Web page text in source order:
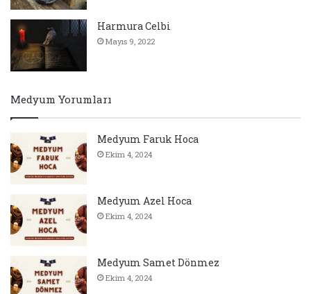
Harmura Celbi
Mayıs 9, 2022
Medyum Yorumları
Medyum Faruk Hoca
Ekim 4, 2024
Medyum Azel Hoca
Ekim 4, 2024
Medyum Samet Dönmez
Ekim 4, 2024